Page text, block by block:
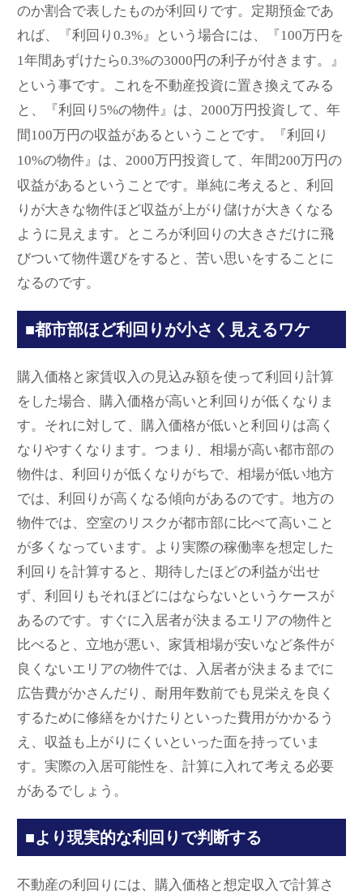
のか割合で表したものが利回りです。定期預金であ
れば、『利回り0.3%』という場合には、『100万円を
1年間あずけたら0.3%の3000円の利子が付きます。』
という事です。これを不動産投資に置き換えてみる
と、『利回り 5%の物件』は、2000万円投資して、年
間100万円の収益があるということです。『利回り
10%の物件』は、2000万円投資して、年間200万円の
収益があるということです。単純に考えると、利回
りが大きな物件ほど収益が上がり儲けが大きくなる
ように見えます。ところが利回りの大きさだけに飛
びついて物件選びをすると、苦い思いをすることに
なるのです。
■都市部ほど利回りが小さく見えるワケ
購入価格と家賃収入の見込み額を使って利回り計算
をした場合、購入価格が高いと利回りが低くなりま
す。それに対して、購入価格が低いと利回りは高く
なりやすくなります。つまり、相場が高い都市部の
物件は、利回りが低くなりがちで、相場が低い地方
では、利回りが高くなる傾向があるのです。地方の
物件では、空室のリスクが都市部に比べて高いこと
が多くなっています。より実際の稼働率を想定した
利回りを計算すると、期待したほどの利益が出せ
ず、利回りもそれほどにはならないというケースが
あるのです。すぐに入居者が決まるエリアの物件と
比べると、立地が悪い、家賃相場が安いなど条件が
良くないエリアの物件では、入居者が決まるまでに
広告費がかさんだり、耐用年数前でも見栄えを良く
するために修繕をかけたりといった費用がかかるう
え、収益も上がりにくいといった面を持っていま
す。実際の入居可能性を、計算に入れて考える必要
があるでしょう。
■より現実的な利回りで判断する
不動産の利回りには、購入価格と想定収入で計算さ